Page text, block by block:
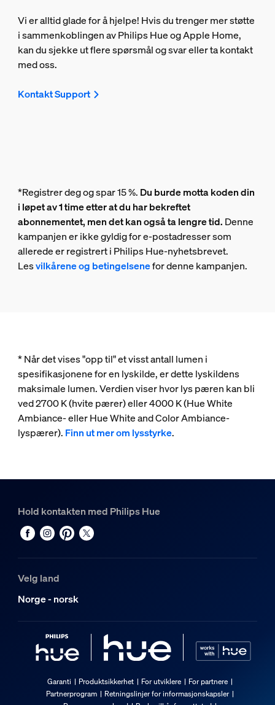
Vi er alltid glade for å hjelpe! Hvis du trenger mer støtte
i sammenkoblingen av Philips Hue og Apple Home,
kan du sjekke ut flere spørsmål og svar eller ta kontakt
med oss.
Kontakt Support
*Registrer deg og spar 15 %. Du burde motta koden din
i løpet av 1 time etter at du har bekreftet
abonnementet, men det kan også ta lengre tid. Denne
kampanjen er ikke gyldig for e-postadresser som
allerede er registrert i Philips Hue-nyhetsbrevet.
Lesvilkårene og betingelsenefor denne kampanjen.
* Når det vises "opp til" et visst antall lumen i
spesifikasjonene for en lyskilde, er dette lyskildens
maksimale lumen. Verdien viser hvor lys pæren kan bli
ved 2700 K (hvite pærer) eller 4000 K (Hue White
Ambiance- eller Hue White and Color Ambiance-
lyspærer). Finn ut mer om lysstyrke.
Hold kontakten med Philips Hue
Velg land
Norge - norsk
Garanti Produktsikkerhet For utviklere
For partnere
Partnerprogram
Retningslinjer for informasjonskapsler